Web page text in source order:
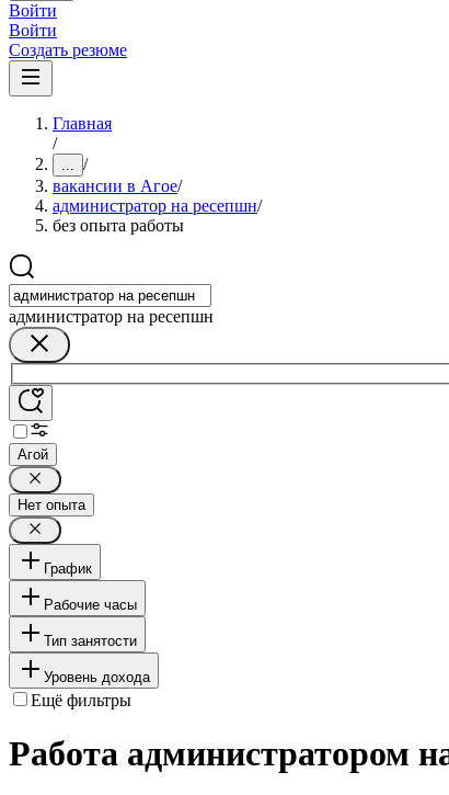
Войти
Войти
Создать резюме
Главная
/
... /
вакансии в Агое/
администратор на ресепшн/
без опыта работы
администратор на ресепшн
Агой
Нет опыта
График
Рабочие часы
Тип занятости
Уровень дохода
Ещё фильтры
Работа администратором